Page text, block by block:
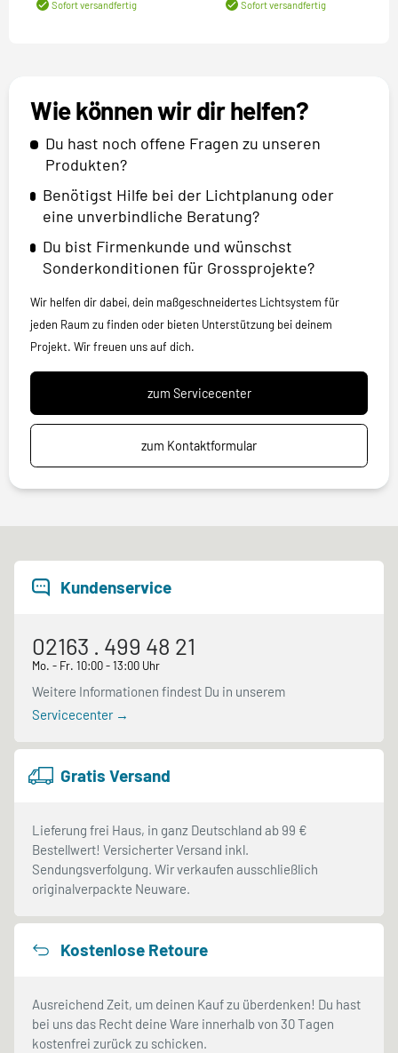
Sofort versandfertig Sofort versandfertig
Wie können wir dir helfen?
Du hast noch offene Fragen zu unseren
Produkten?
Benötigst Hilfe bei der Lichtplanung oder
eine unverbindliche Beratung?
Du bist Firmenkunde und wünschst
Sonderkonditionen für Grossprojekte?
Wir helfen dir dabei, dein maßgeschneidertes Lichtsystem für
jeden Raum zu finden oder bieten Unterstützung bei deinem
Projekt. Wir freuen uns auf dich.
zum Servicecenter
zum Kontaktformular
Kundenservice
02163 . 499 48 21
Mo. - Fr. 10:00 - 13:00 Uhr
Weitere Informationen findest Du in unserem
Servicecenter →
Gratis Versand
Lieferung frei Haus, in ganz Deutschland ab 99 €
Bestellwert! Versicherter Versand inkl.
Sendungsverfolgung. Wir verkaufen ausschließlich
originalverpackte Neuware.
Kostenlose Retoure
Ausreichend Zeit, um deinen Kauf zu überdenken! Du hast
bei uns das Recht deine Ware innerhalb von 30 Tagen
kostenfrei zurück zu schicken.